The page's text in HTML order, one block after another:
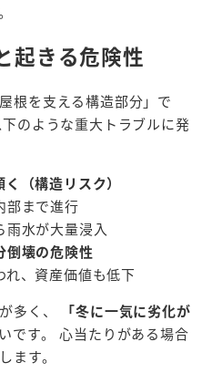
起きる危険性
根を支える構造部分」で
のような重大トラブルに発
（構造リスク）
部まで進行
雨水が大量浸入
倒壊の危険性
れ、資産価値も低下
多く、
「冬に一気に劣化が
です。 心当たりがある場合
ます。